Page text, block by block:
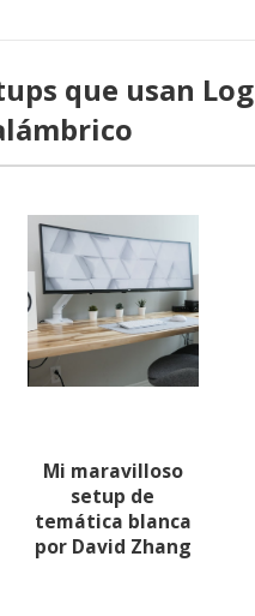
que usan
Mi maravilloso
setup de
temática blanca
por David Zhang